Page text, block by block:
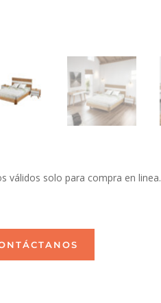
válidos solo para compra en linea.